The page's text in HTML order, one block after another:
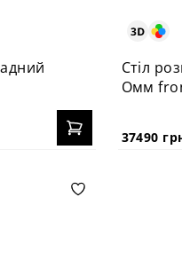
Стіл
Омм
37490